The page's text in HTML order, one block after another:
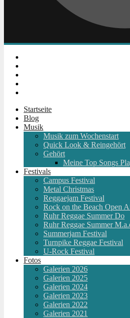
Startseite
Blog
Musik
Musik zum Wochenstart
Quick Look & Reingehört
Gehört
Meine Top Songs
Festivals
Campus Festival
Metal Christmas
Reggaejam Festival
Rock on the Beach Open
Ruhr Reggae Summer Do
Ruhr Reggae Summer
Summerjam Festival
Turnpike Reggae Festival
U-Rock Festival
Fotos
Galerien 2026
Galerien 2025
Galerien 2024
Galerien 2023
Galerien 2022
Galerien 2021